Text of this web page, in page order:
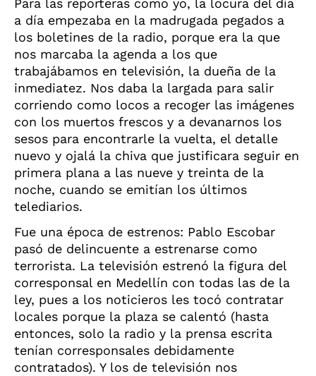
Para las reporteras como yo, la locura del día
a día empezaba en la madrugada pegados a
los boletines de la radio, porque era la que
nos marcaba la agenda a los que
trabajábamos en televisión, la dueña de la
inmediatez. Nos daba la largada para salir
corriendo como locos a recoger las imágenes
con los muertos frescos y a devanarnos los
sesos para encontrarle la vuelta, el detalle
nuevo y ojalá la chiva que justificara seguir en
primera plana a las nueve y treinta de la
noche, cuando se emitían los últimos
telediarios.
Fue una época de estrenos: Pablo Escobar
pasó de delincuente a estrenarse como
terrorista. La televisión estrenó la figura del
corresponsal en Medellín con todas las de la
ley, pues a los noticieros les tocó contratar
locales porque la plaza se calentó (hasta
entonces, solo la radio y la prensa escrita
tenían corresponsales debidamente
contratados). Y los de televisión nos